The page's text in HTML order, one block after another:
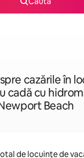
cazările în
cadă cu
Beach
de locuințe de